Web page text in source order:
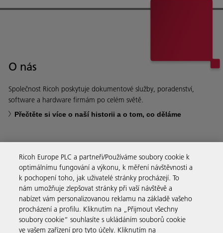
O nás
Společnost Ricoh poskytuje dokumentové služby, poradenství,
software a hardware firmám po celém světě.
Přečtěte si více o naší historii a o tom, co děláme
Firemní řešení
Produkty a služby
Ricoh Europe PLC a partneři/Používáme soubory cookie k
optimálnímu fungování a výkonu, k měření návštěvnosti a
k pochopení toho, jak uživatelé stránky procházejí. To
nám umožňuje zlepšovat stránky při vaší návštěvě a
nabízet vám personalizovanou reklamu na základě vašeho
procházení a profilu. Kliknutím na „Přijmout všechny
soubory cookie“ souhlasíte s ukládáním souborů cookie
ve vašem zařízení pro tyto účely. Kliknutím na